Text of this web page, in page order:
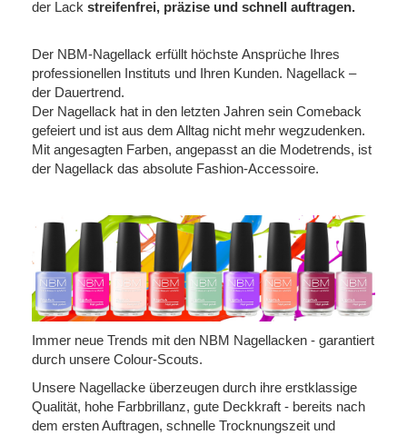
der Lack streifenfrei, präzise und schnell auftragen.
Der NBM-Nagellack erfüllt höchste Ansprüche Ihres
professionellen Instituts und Ihren Kunden. Nagellack –
der Dauertrend.
Der Nagellack hat in den letzten Jahren sein Comeback
gefeiert und ist aus dem Alltag nicht mehr wegzudenken.
Mit angesagten Farben, angepasst an die Modetrends, ist
der Nagellack das absolute Fashion-Accessoire.
Immer neue Trends mit den NBM Nagellacken - garantiert
durch unsere Colour-Scouts.
Unsere Nagellacke überzeugen durch ihre erstklassige
Qualität, hohe Farbbrillanz, gute Deckkraft - bereits nach
dem ersten Auftragen, schnelle Trocknungszeit und